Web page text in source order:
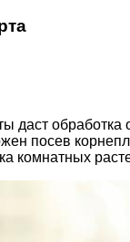
даст обработка
посев
комнатных